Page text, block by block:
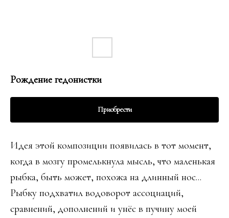
Рождение гедонистки
Приобрести
Идея этой композиции появилась в тот момент,
когда в мозгу промелькнула мысль, что маленькая
рыбка, быть может, похожа на длинный нос...
Рыбку подхватил водоворот ассоциаций,
сравнений, дополнений и унёс в пучину моей